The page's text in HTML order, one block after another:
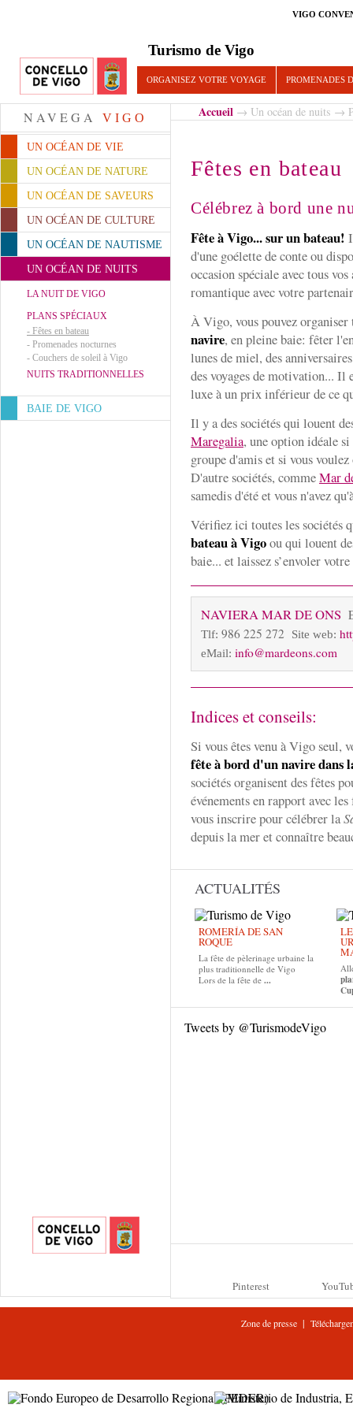
VIGO
Turismo de Vigo
ORGANISEZ VOTRE VOYAGE PROMENADES
NAVEGA VIGO
UN OCÉAN DE VIE
UN OCÉAN DE NATURE
UN OCÉAN DE SAVEURS
UN OCÉAN DE CULTURE
UN OCÉAN DE NAUTISME
UN OCÉAN DE NUITS
LA NUIT DE VIGO
PLANS SPÉCIAUX
- Fêtes en bateau
- Promenades nocturnes
- Couchers de soleil à Vigo
NUITS TRADITIONNELLES
BAIE DE VIGO
Accueil → Un océan de nuits →
Fêtes en bateau
Célébrez à bord une
Fête à Vigo... sur un bateau!
d'une goélette de conte ou
occasion spéciale avec tous
romantique avec votre
À Vigo, vous pouvez
navire, en pleine baie: fêter
lunes de miel, des
des voyages de motivation... Il
luxe à un prix inférieur de ce
Il y a des sociétés qui louent
Maregalia, une option idéale
groupe d'amis et si vous
D'autre sociétés, commeMar
samedis d'été et vous n'avez
Vérifiez ici toutes les sociétés
bateau à Vigoou qui louent
baie... et laissez s’envoler
NAVIERA MAR DE ONS
Tlf: 986 225 272 Site web:
eMail: info@mardeons.com
Indices et conseils:
Si vous êtes venu à Vigo seul,
fête à bord d'un navire dans
sociétés organisent des fêtes
événements en rapport avec
vous inscrire pour célébrer la
depuis la mer et connaître
ACTUALITÉS
ROMERÍA DE SAN
ROQUE
La fête de pèlerinage urbaine la
plus traditionnelle de Vigo
Lors de la fête de ...
Tweets by @TurismodeVigo
Pinterest
Zone de presse |